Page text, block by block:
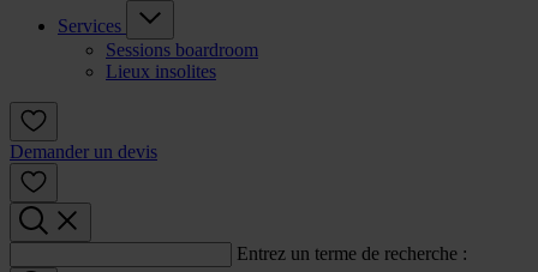
Services
Sessions boardroom
Lieux insolites
Demander un devis
Entrez un terme de recherche :